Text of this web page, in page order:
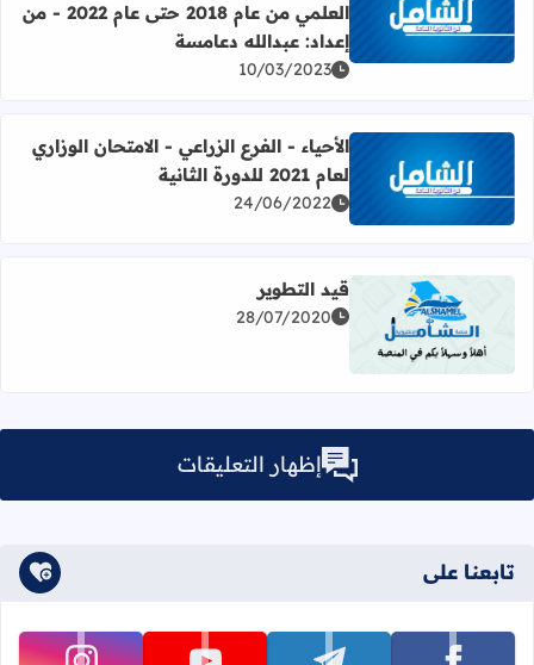
اقرأ المزيد عن دوسية امتحانات لمادة الأحياء للفرع العلمي من عام 2018 حتى عام 2022 - من إعداد:
العلمي من عام 2018 حتى عام 2022 - من
إعداد: عبدالله دعامسة
10/03/2023
اقرأ المزيد عن الأحياء - الفرع الزراعي - الامتحان الوزاري لعام 2021 للدورة الثانية
الأحياء - الفرع الزراعي - الامتحان الوزاري
لعام 2021 للدورة الثانية
24/06/2022
اقرأ المزيد عن قيد التطوير
قيد التطوير
28/07/2020
إظهار التعليقات
تابعنا على